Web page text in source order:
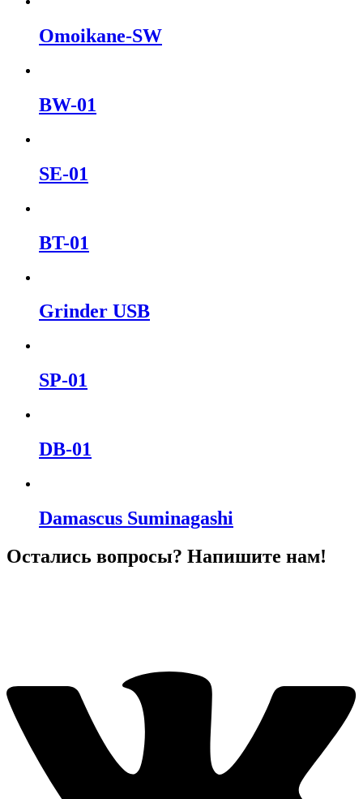
Omoikane-SW
BW-01
SE-01
BT-01
Grinder USB
SP-01
DB-01
Damascus Suminagashi
Остались вопросы? Напишите нам!